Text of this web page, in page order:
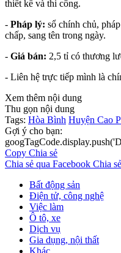
thiết kế và thi công.
- Pháp lý: sổ chính chủ,
chấp, sang tên trong ngày.
- Giá bán: 2,5 tỉ có thương
- Liên hệ trực tiếp mình là
Xem thêm nội dung
Thu gọn nội dung
Tags: Hòa Bình Huyện Cao
Gợi ý cho bạn:
Copy Chia sẻ
Chia sẻ qua Facebook Chia
Bất động sản
Điện tử, công nghệ
Việc làm
Ô tô, xe
Dịch vụ
Gia dụng, nội thất
Khác